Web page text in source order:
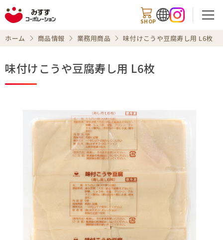
SHOP
商品情報
お知らせ
ホーム 商品情報 業務用商品 味付けこうや豆腐寿し用 L6枚
味付けこうや豆腐寿し用 L6枚